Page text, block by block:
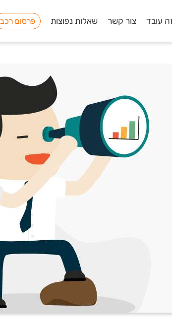
עובד צור קשר שאלות נפוצות פרסום רכב